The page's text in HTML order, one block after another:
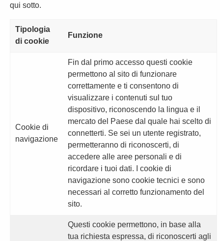
qui sotto.
Tipologia
di cookie
Funzione
Cookie di
navigazione
Fin dal primo accesso questi cookie
permettono al sito di funzionare
correttamente e ti consentono di
visualizzare i contenuti sul tuo
dispositivo, riconoscendo la lingua e il
mercato del Paese dal quale hai scelto di
connetterti. Se sei un utente registrato,
permetteranno di riconoscerti, di
accedere alle aree personali e di
ricordare i tuoi dati. I cookie di
navigazione sono cookie tecnici e sono
necessari al corretto funzionamento del
sito.
Questi cookie permettono, in base alla
tua richiesta espressa, di riconoscerti agli